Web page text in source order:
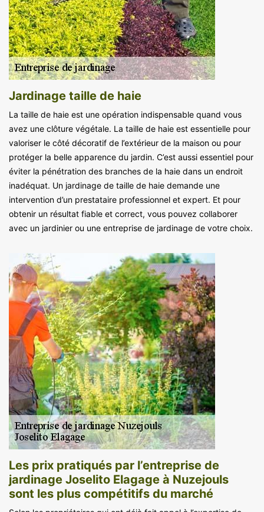
Jardinage taille de haie
La taille de haie est une opération indispensable quand vous
avez une clôture végétale. La taille de haie est essentielle pour
valoriser le côté décoratif de l’extérieur de la maison ou pour
protéger la belle apparence du jardin. C’est aussi essentiel pour
éviter la pénétration des branches de la haie dans un endroit
inadéquat. Un jardinage de taille de haie demande une
intervention d’un prestataire professionnel et expert. Et pour
obtenir un résultat fiable et correct, vous pouvez collaborer
avec un jardinier ou une entreprise de jardinage de votre choix.
Les prix pratiqués par l’entreprise de
jardinage Joselito Elagage à Nuzejouls
sont les plus compétitifs du marché